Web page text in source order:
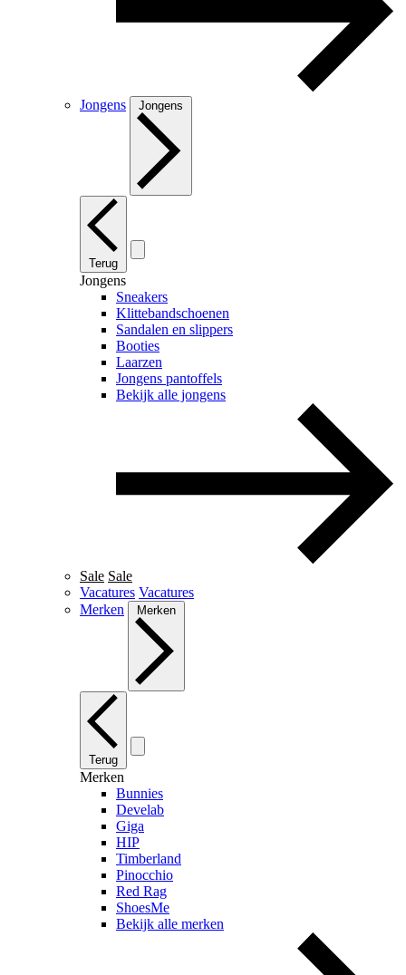
Jongens Jongens
Terug
Jongens
Sneakers
Klittebandschoenen
Sandalen en slippers
Booties
Laarzen
Jongens pantoffels
Bekijk alle jongens
Sale Sale
Vacatures Vacatures
Merken
Merken
Terug
Merken
Bunnies
Develab
Giga
HIP
Timberland
Pinocchio
Red Rag
ShoesMe
Bekijk alle merken